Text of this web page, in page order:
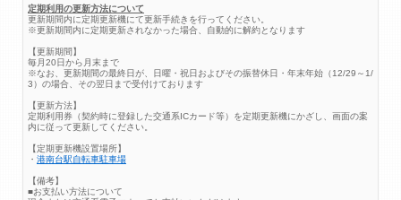
定期利用の更新方法について
更新期間内に定期更新機にて更新手続きを行ってください。
※更新期間内に定期更新されなかった場合、自動的に解約となります
【更新期間】
毎月20日から月末まで
※なお、更新期間の最終日が、日曜・祝日およびその振替休日・年末年始（12/29～1/
3）の場合、その翌日まで受付けております
【更新方法】
定期利用券（契約時に登録した交通系ICカード等）を定期更新機にかざし、画面の案
内に従って更新してください。
【定期更新機設置場所】
・ 港南台駅自転車駐車場
【備考】
■お支払い方法について